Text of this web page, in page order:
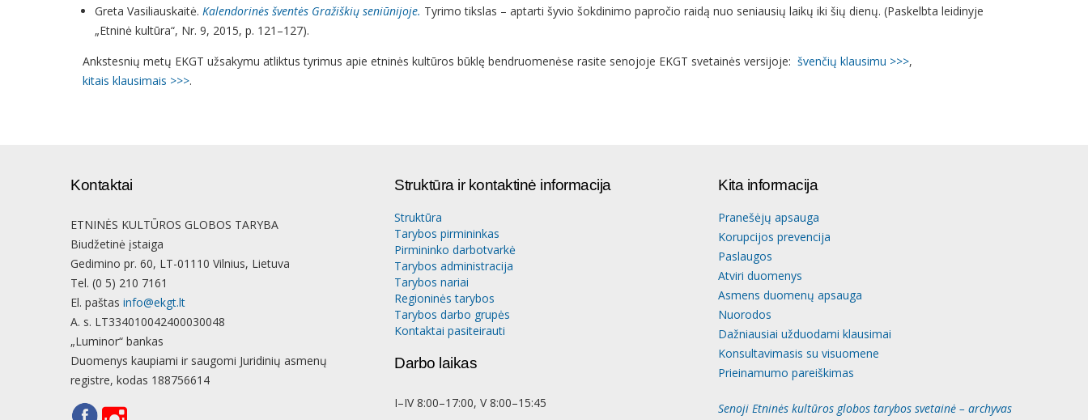
Greta Vasiliauskaitė. Kalendorinės šventės Gražiškių seniūnijoje. Tyrimo tikslas – aptarti šyvio šokdinimo papročio raidą nuo seniausių laikų iki šių dienų. (Paskelbta leidinyje
„Etninė kultūra“, Nr. 9, 2015, p. 121–127).
Ankstesnių metų EKGT užsakymu atliktus tyrimus apie etninės kultūros būklę bendruomenėse rasite senojoje EKGT svetainės versijoje: švenčių klausimu >>>,
kitais klausimais >>>.
Kontaktai
ETNINĖS KULTŪROS GLOBOS TARYBA
Biudžetinė įstaiga
Gedimino pr. 60, LT-01110 Vilnius, Lietuva
Tel. (0 5) 210 7161
El. paštas info@ekgt.lt
A. s. LT334010042400030048
„Luminor“ bankas
Duomenys kaupiami ir saugomi Juridinių asmenų
registre, kodas 188756614
Struktūra ir kontaktinė informacija
Struktūra
Tarybos pirmininkas
Pirmininko darbotvarkė
Tarybos administracija
Tarybos nariai
Regioninės tarybos
Tarybos darbo grupės
Kontaktai pasiteirauti
Darbo laikas
I–IV 8:00–17:00, V 8:00–15:45
Kita informacija
Pranešėjų apsauga
Korupcijos prevencija
Paslaugos
Atviri duomenys
Asmens duomenų apsauga
Nuorodos
Dažniausiai užduodami klausimai
Konsultavimasis su visuomene
Prieinamumo pareiškimas
Senoji Etninės kultūros globos tarybos svetainė – archyvas